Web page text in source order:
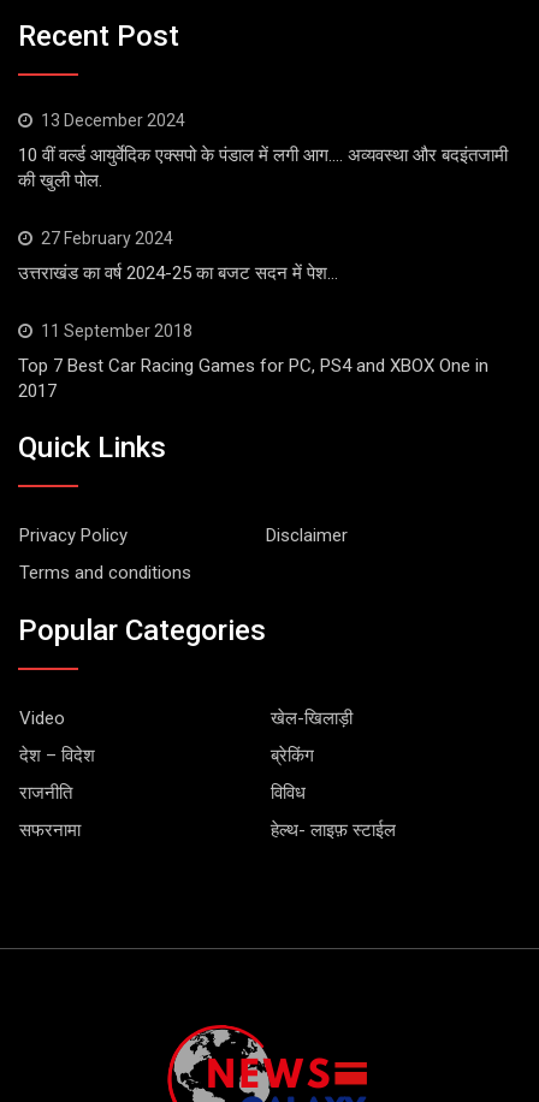
Recent Post
13 December 2024
10 वीं वर्ल्ड आयुर्वेदिक एक्सपो के पंडाल में लगी आग…. अव्यवस्था और बदइंतजामी
की खुली पोल.
27 February 2024
उत्तराखंड का वर्ष 2024-25 का बजट सदन में पेश…
11 September 2018
Top 7 Best Car Racing Games for PC, PS4 and XBOX One in
2017
Quick Links
Privacy Policy
Disclaimer
Terms and conditions
Popular Categories
Video
खेल-खिलाड़ी
देश – विदेश
ब्रेकिंग
राजनीति
विविध
सफरनामा
हेल्थ- लाइफ़ स्टाईल